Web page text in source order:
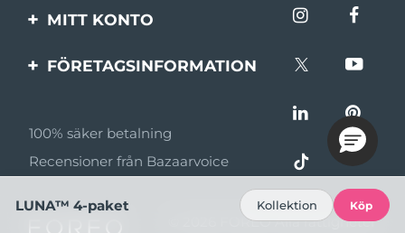
Kontakta oss
MITT KONTO
Produktregistrering
FÖRETAGSINFORMATION
Affiliateprogram
Affiliate-nyheter
MYSA
100% säker betalning
Recensioner från Bazaarvoice
© 2026 FOREO Alla rättigheter
LUNA™ 4-paket Kollektion Köp